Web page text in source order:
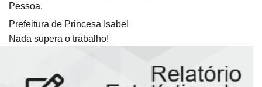
Pessoa.
Prefeitura de Princesa Isabel
Nada supera o trabalho!